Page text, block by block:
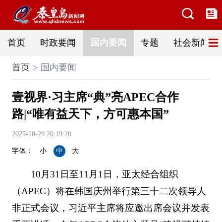
首页 时政要闻 国内要闻 专题 社会新闻
首页 国内要闻
壹视界·习主席“典”亮APEC合作
路|“唯有益天下，方可惠本国”
2025-10-29 20:19:20
字体： 小 中 大
10月31日至11月1日，亚太经合组织
（APEC）将在韩国庆州举行第三十二次领导人
非正式会议，习近平主席将应邀出席会议并发表